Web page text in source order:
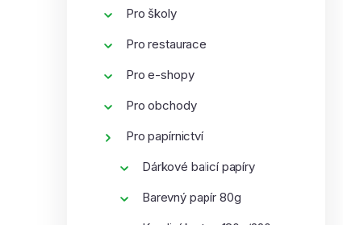
Pro školy
Pro restaurace
Pro e-shopy
Pro obchody
Pro papírnictví
Dárkové balicí papíry
Barevný papír 80g